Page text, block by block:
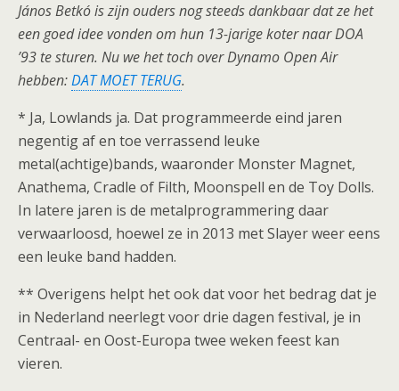
János Betkó is zijn ouders nog steeds dankbaar dat ze het
een goed idee vonden om hun 13-jarige koter naar DOA
’93 te sturen. Nu we het toch over Dynamo Open Air
hebben:DAT MOET TERUG.
* Ja, Lowlands ja. Dat programmeerde eind jaren
negentig af en toe verrassend leuke
metal(achtige)bands, waaronder Monster Magnet,
Anathema, Cradle of Filth, Moonspell en de Toy Dolls.
In latere jaren is de metalprogrammering daar
verwaarloosd, hoewel ze in 2013 met Slayer weer eens
een leuke band hadden.
** Overigens helpt het ook dat voor het bedrag dat je
in Nederland neerlegt voor drie dagen festival, je in
Centraal- en Oost-Europa twee weken feest kan
vieren.